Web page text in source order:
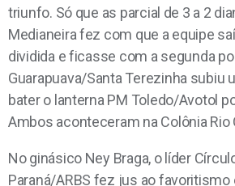
triunfo. Só que as parcial de 3 a 2
Medianeira fez com que a equipe
dividida e ficasse com a segunda
Guarapuava/Santa Terezinha subiu
bater o lanterna PM Toledo/Avotol
Ambos aconteceram na Colônia Rio
No ginásico Ney Braga, o líder
Paraná/ARBS fez jus ao favoritismo